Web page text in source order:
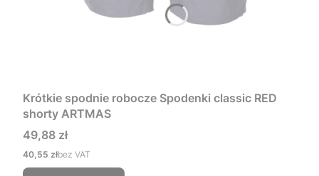
Krótkie spodnie robocze Spodenki classic RED
shorty ARTMAS
Cena
49,88 zł
Cena
40,55 złbez VAT